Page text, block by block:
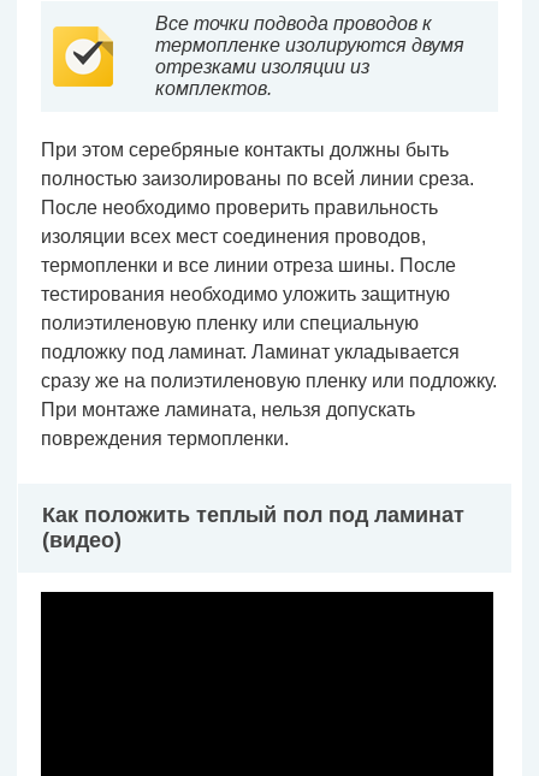
Все точки подвода проводов к
термопленке изолируются двумя
отрезками изоляции из
комплектов.
При этом серебряные контакты должны быть
полностью заизолированы по всей линии среза.
После необходимо проверить правильность
изоляции всех мест соединения проводов,
термопленки и все линии отреза шины. После
тестирования необходимо уложить защитную
полиэтиленовую пленку или специальную
подложку под ламинат. Ламинат укладывается
сразу же на полиэтиленовую пленку или подложку.
При монтаже ламината, нельзя допускать
повреждения термопленки.
Как положить теплый пол под ламинат
(видео)